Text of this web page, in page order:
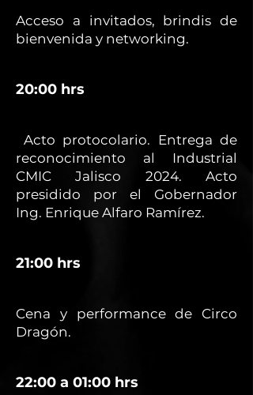
Acceso a invitados, brindis de
bienvenida y networking.
20:00 hrs
Acto protocolario. Entrega de
reconocimiento al Industrial
CMIC Jalisco 2024. Acto
presidido por el Gobernador
Ing. Enrique Alfaro Ramírez.
21:00 hrs
Cena y performance de Circo
Dragón.
22:00 a 01:00 hrs